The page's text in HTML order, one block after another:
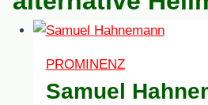
PROMINENZ
Samuel